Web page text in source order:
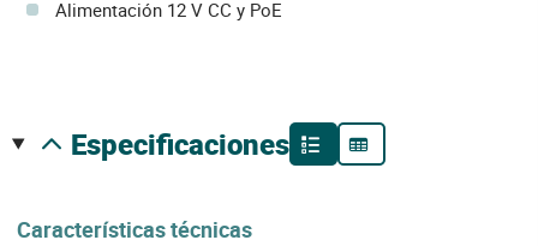
Alimentación 12 V CC y PoE
especificaciones
Características técnicas